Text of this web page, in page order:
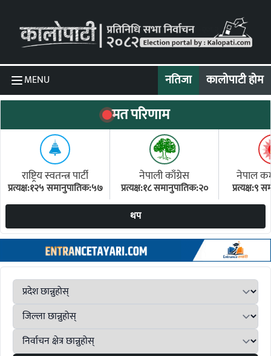
MENU नतिजा कालोपाटी होम
मत परिणाम
राष्ट्रिय स्वतन्त्र पार्टी
प्रत्यक्ष:१२५ समानुपातिक:५७
नेपाली काँग्रेस
प्रत्यक्ष:१८ समानुपातिक:२०
नेपाल
प्रत्यक्ष:९
थप